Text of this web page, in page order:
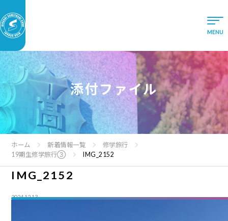
添付ファイル
ホーム 新着情報一覧
修学旅行
19期生修学旅行③
IMG_2152
IMG_2152
2024.12.13